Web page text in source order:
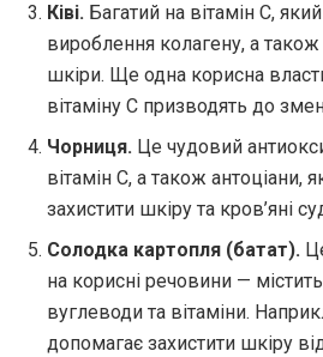
Ківі. Багатий на вітамін C,
вироблення колагену, а
шкіри. Ще одна корисна
вітаміну С призводять до
Чорниця. Це чудовий
вітамін С, а також антоціани,
захистити шкіру та кров’яні
Солодка картопля (батат).
на корисні речовини —
вуглеводи та вітаміни.
допомагає захистити шкіру